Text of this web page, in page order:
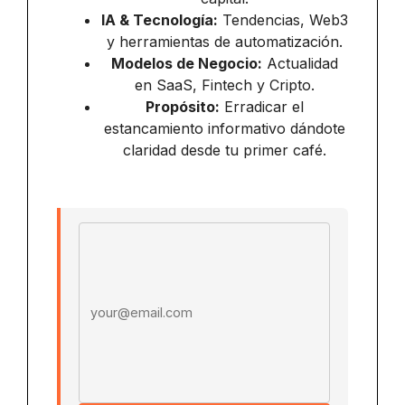
IA & Tecnología: Tendencias, Web3
y herramientas de automatización.
Modelos de Negocio: Actualidad
en SaaS, Fintech y Cripto.
Propósito: Erradicar el
estancamiento informativo dándote
claridad desde tu primer café.